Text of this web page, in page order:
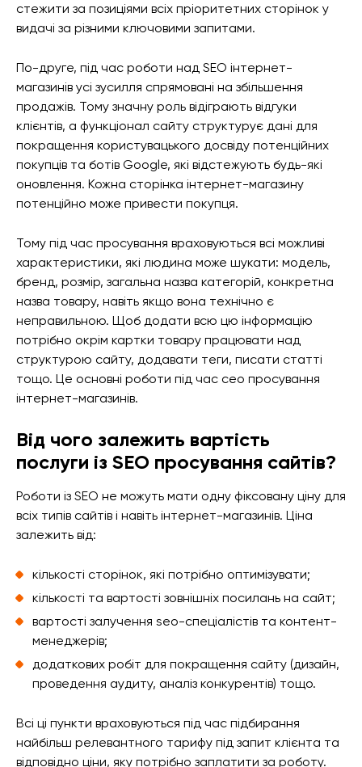
стежити за позиціями всіх пріоритетних сторінок у
видачі за різними ключовими запитами.
По-друге, під час роботи над SEO інтернет-
магазинів усі зусилля спрямовані на збільшення
продажів. Тому значну роль відіграють відгуки
клієнтів, а функціонал сайту структурує дані для
покращення користувацького досвіду потенційних
покупців та ботів Google, які відстежують будь-які
оновлення. Кожна сторінка інтернет-магазину
потенційно може привести покупця.
Тому під час просування враховуються всі можливі
характеристики, які людина може шукати: модель,
бренд, розмір, загальна назва категорій, конкретна
назва товару, навіть якщо вона технічно є
неправильною. Щоб додати всю цю інформацію
потрібно окрім картки товару працювати над
структурою сайту, додавати теги, писати статті
тощо. Це основні роботи під час сео просування
інтернет-магазинів.
Від чого залежить вартість
послуги із SEO просування сайтів?
Роботи із SEO не можуть мати одну фіксовану ціну для
всіх типів сайтів і навіть інтернет-магазинів. Ціна
залежить від:
кількості сторінок, які потрібно оптимізувати;
кількості та вартості зовнішніх посилань на сайт;
вартості залучення seo-спеціалістів та контент-
менеджерів;
додаткових робіт для покращення сайту (дизайн,
проведення аудиту, аналіз конкурентів) тощо.
Всі ці пункти враховуються під час підбирання
найбільш релевантного тарифу під запит клієнта та
відповідно ціни, яку потрібно заплатити за роботу.